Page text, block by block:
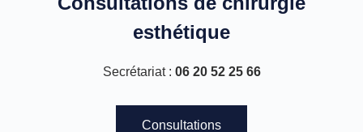
esthétique
Secrétariat : 06 20 52 25 66
Consultations